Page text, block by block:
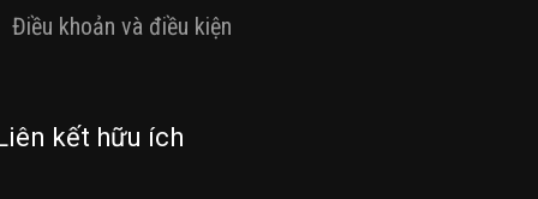
Điều khoản và điều kiện
kết hữu ích